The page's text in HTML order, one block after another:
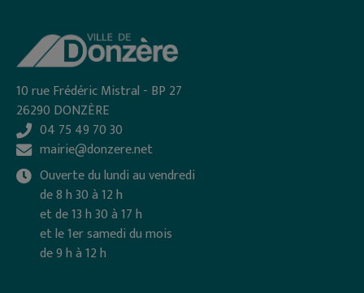
10 rue Frédéric Mistral - BP 27
26290 DONZÈRE
04 75 49 70 30
mairie@donzere.net
Ouverte du lundi au vendredi
de 8 h 30 à 12 h
et de 13 h 30 à 17 h
et le 1er samedi du mois
de 9 h à 12 h